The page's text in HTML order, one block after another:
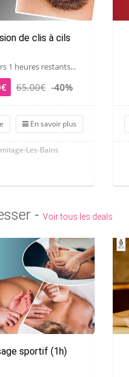
de clis à cils
1 heures restants...
65.00€ -40%
En savoir plus
Les-Bains
- Voir tous les deals
sportif (1h)